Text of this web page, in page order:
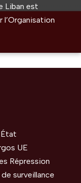
Liban est
l’Organisation
UE
Répression
surveillance